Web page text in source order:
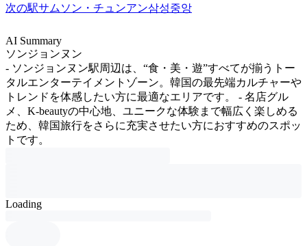
次の駅サムソン・チュンアン삼성중앙
AI Summary
ソンジョンヌン
- ソンジョンヌン駅周辺は、“食・美・遊”すべてが揃うトー
タルエンターテイメントゾーン。韓国の最先端カルチャーや
トレンドを体感したい方に最適なエリアです。 - 名店グル
メ、K-beautyの中心地、ユニークな体験まで幅広く楽しめる
ため、韓国旅行をさらに充実させたい方におすすめのスポッ
トです。
Loading